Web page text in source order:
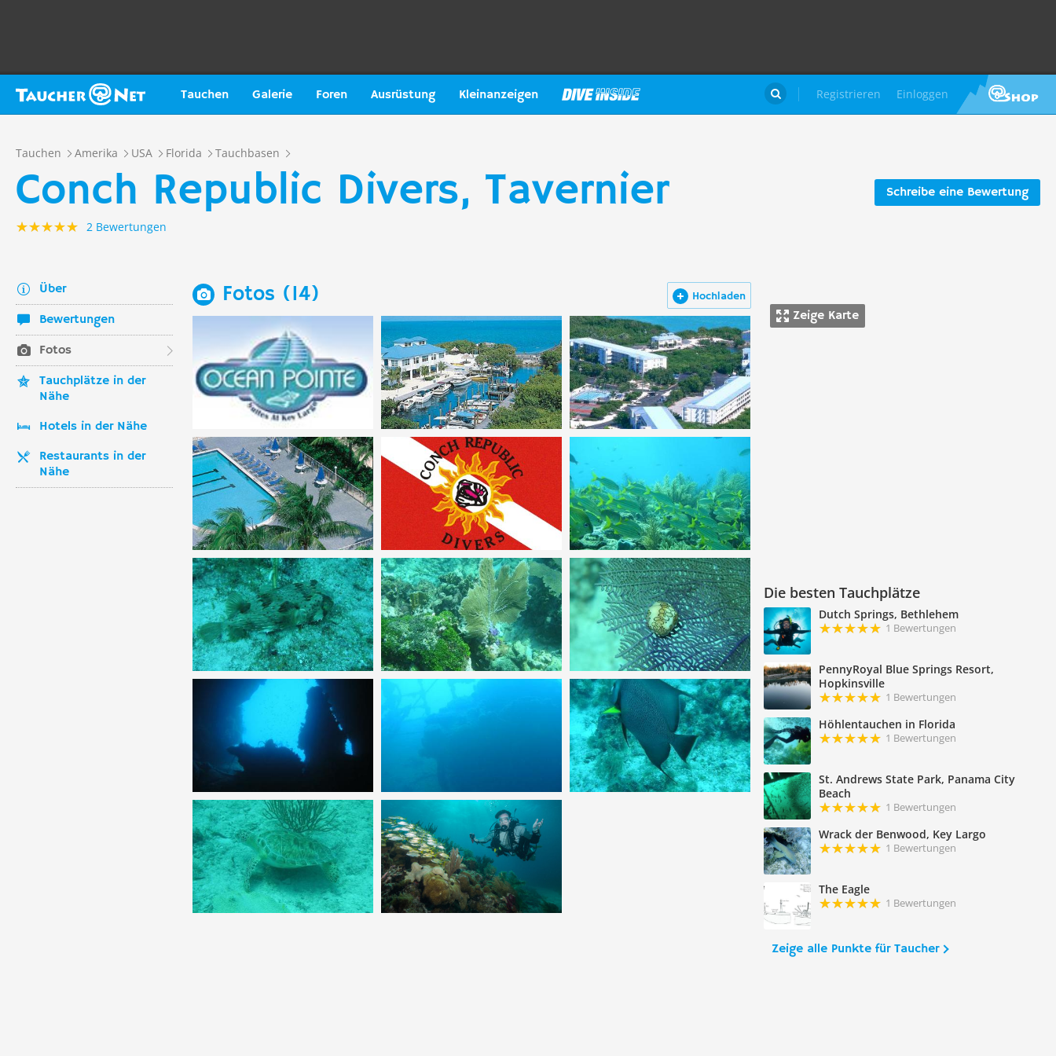
Tauchen Galerie Foren Ausrüstung Kleinanzeigen Registrieren Einloggen

Tauchen Amerika USA Florida Tauchbasen
Schreibe eine Bewertung
Conch Republic Divers, Tavernier
2 Bewertungen
Über
Bewertungen
Fotos
Tauchplätze in der
Nähe
Hotels in der Nähe
Restaurants in der
Nähe
Zeige Karte
Die besten Tauchplätze
Dutch Springs, Bethlehem
1 Bewertungen
PennyRoyal Blue Springs Resort,
Hopkinsville
1 Bewertungen
Höhlentauchen in Florida
1 Bewertungen
St. Andrews State Park, Panama City
Beach
1 Bewertungen
Wrack der Benwood, Key Largo
1 Bewertungen
The Eagle
1 Bewertungen
Zeige alle Punkte für Taucher
Hochladen
Fotos (14)